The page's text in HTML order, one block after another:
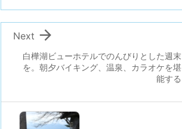
白樺湖ビューホテルでのんびりとした週末
を。朝夕バイキング、温泉、カラオケを堪
能する

Next